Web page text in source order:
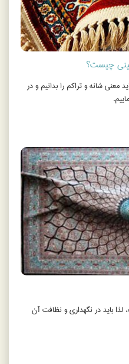
چیست؟
معني شانه و تراكم را بدانيم و در
باید در نگهداری و نظافت آن